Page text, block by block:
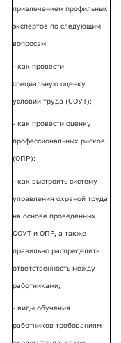
привлечением профильных
экспертов по следующим
вопросам:
- как провести
специальную оценку
условий труда (СОУТ);
- как провести оценку
профессиональных рисков
(ОПР);
- как выстроить систему
управления охраной труда
на основе проведенных
СОУТ и ОПР, а также
правильно распределить
ответственность между
работниками;
- виды обучения
работников требованиям